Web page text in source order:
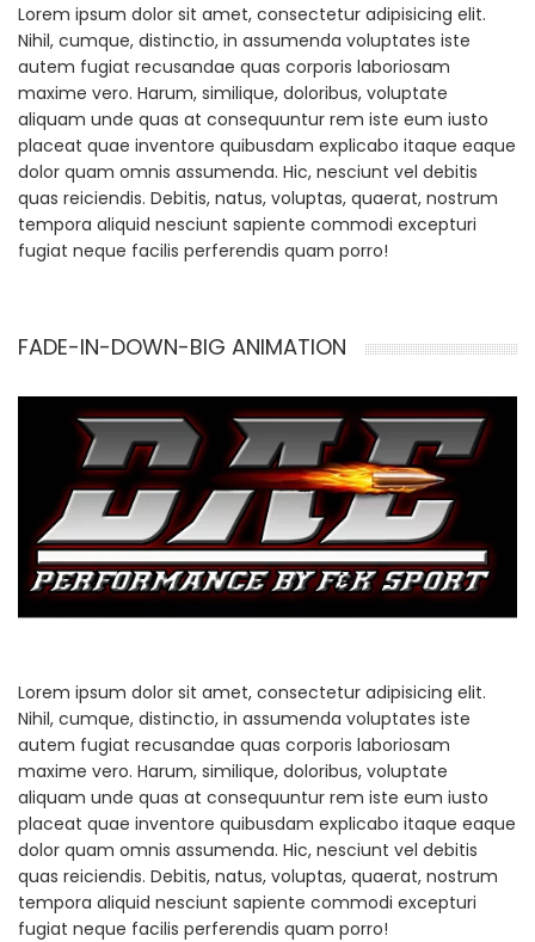
Lorem ipsum dolor sit amet, consectetur adipisicing elit.
Nihil, cumque, distinctio, in assumenda voluptates iste
autem fugiat recusandae quas corporis laboriosam
maxime vero. Harum, similique, doloribus, voluptate
aliquam unde quas at consequuntur rem iste eum iusto
placeat quae inventore quibusdam explicabo itaque eaque
dolor quam omnis assumenda. Hic, nesciunt vel debitis
quas reiciendis. Debitis, natus, voluptas, quaerat, nostrum
tempora aliquid nesciunt sapiente commodi excepturi
fugiat neque facilis perferendis quam porro!
FADE-IN-DOWN-BIG ANIMATION
Lorem ipsum dolor sit amet, consectetur adipisicing elit.
Nihil, cumque, distinctio, in assumenda voluptates iste
autem fugiat recusandae quas corporis laboriosam
maxime vero. Harum, similique, doloribus, voluptate
aliquam unde quas at consequuntur rem iste eum iusto
placeat quae inventore quibusdam explicabo itaque eaque
dolor quam omnis assumenda. Hic, nesciunt vel debitis
quas reiciendis. Debitis, natus, voluptas, quaerat, nostrum
tempora aliquid nesciunt sapiente commodi excepturi
fugiat neque facilis perferendis quam porro!